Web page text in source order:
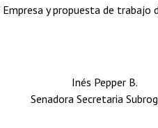
y propuesta de
Inés Pepper B.
Senadora Secretaria